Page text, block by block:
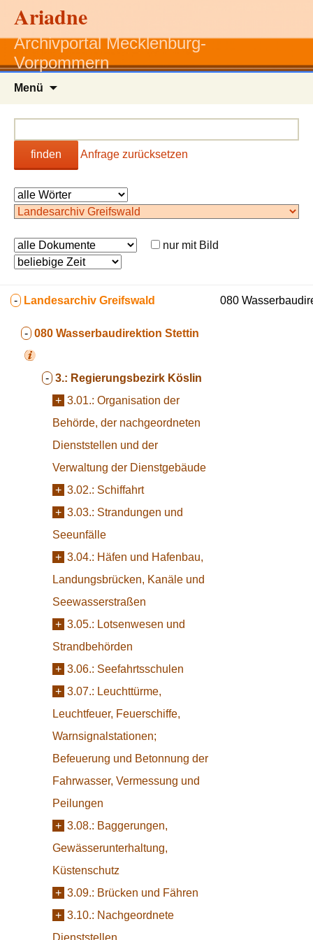
Ariadne
Archivportal Mecklenburg-
Vorpommern
Menü
finden Anfrage zurücksetzen
nur mit Bild
- Landesarchiv Greifswald
- 080 Wasserbaudirektion Stettin
- 3.: Regierungsbezirk Köslin
+ 3.01.: Organisation der
Behörde, der nachgeordneten
Dienststellen und der
Verwaltung der Dienstgebäude
+ 3.02.: Schiffahrt
+ 3.03.: Strandungen und
Seeunfälle
+ 3.04.: Häfen und Hafenbau,
Landungsbrücken, Kanäle und
Seewasserstraßen
+ 3.05.: Lotsenwesen und
Strandbehörden
+ 3.06.: Seefahrtsschulen
+ 3.07.: Leuchttürme,
Leuchtfeuer, Feuerschiffe,
Warnsignalstationen;
Befeuerung und Betonnung der
Fahrwasser, Vermessung und
Peilungen
+ 3.08.: Baggerungen,
Gewässerunterhaltung,
Küstenschutz
+ 3.09.: Brücken und Fähren
+ 3.10.: Nachgeordnete
Dienststellen
080